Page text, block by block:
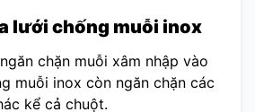
lưới chống muỗi inox
chặn muỗi xâm nhập vào
muỗi inox còn ngăn chặn các
kể cả chuột.